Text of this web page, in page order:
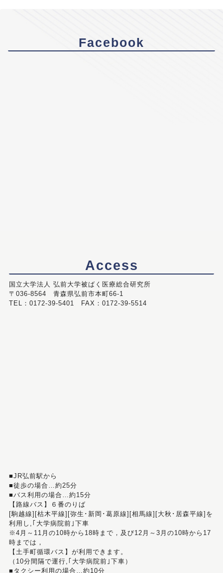
Facebook
Access
国立大学法人 弘前大学被ばく医療総合研究所
〒036-8564 青森県弘前市本町66-1
TEL：0172-39-5401 FAX：0172-39-5514
■JR弘前駅から
■徒歩の場合…約25分
■バス利用の場合…約15分
【路線バス】６番のりば
[駒越線][枯木平線][弥生･新岡･葛原線][相馬線][大秋･居森平線]を
利用し,｢大学病院前｣下車
※4月～11月の10時から18時まで，及び12月～3月の10時から17
時までは，
【土手町循環バス】が利用できます。
（10分間隔で運行,｢大学病院前｣下車）
■タクシー利用の場合…約10分